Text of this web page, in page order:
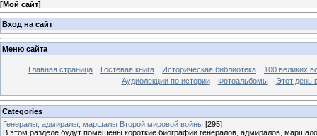
[Мой сайт]
Вход на сайт
Меню сайта
Главная страница Гостевая книга Историческая библиотека
100 великих
Аудиолекции по истории
Фотоальбомы Этот день
Categories
Генералы, адмиралы, маршалы Второй мировой войны [295]
В этом разделе будут помещены короткие биографии генералов, адмиралов,